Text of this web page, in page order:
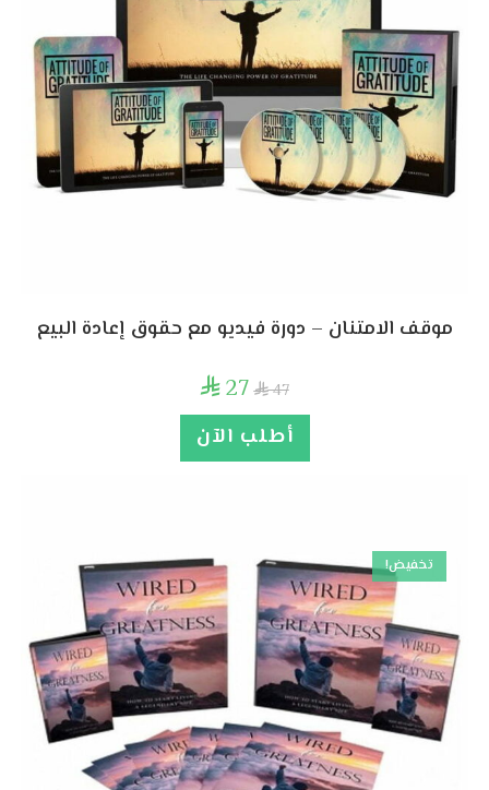
موقف الامتنان – دورة فيديو مع حقوق إعادة البيع
47
27
أطلب الآن
تخفيض!